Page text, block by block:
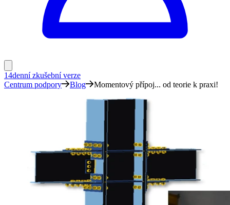
14denní zkušební verze
Centrum podpory
Blog Momentový přípoj... od teorie k praxi!